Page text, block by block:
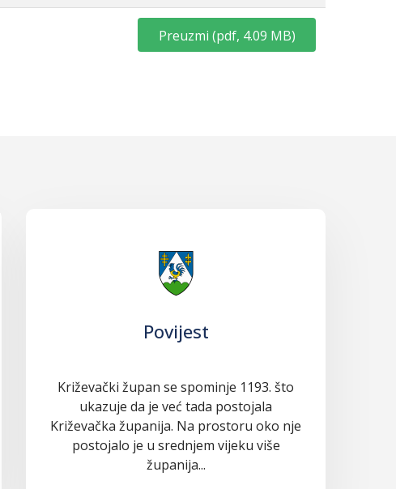
Preuzmi (pdf, 4.09 MB)
Povijest
Križevački župan se spominje 1193. što
ukazuje da je već tada postojala
Križevačka županija. Na prostoru oko nje
postojalo je u srednjem vijeku više
županija...